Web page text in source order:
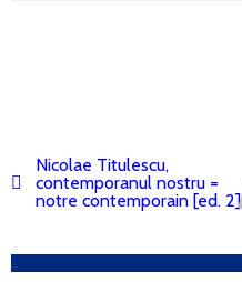
Nicolae Titulescu,
contemporanul nostru =
notre contemporain [ed. 2]